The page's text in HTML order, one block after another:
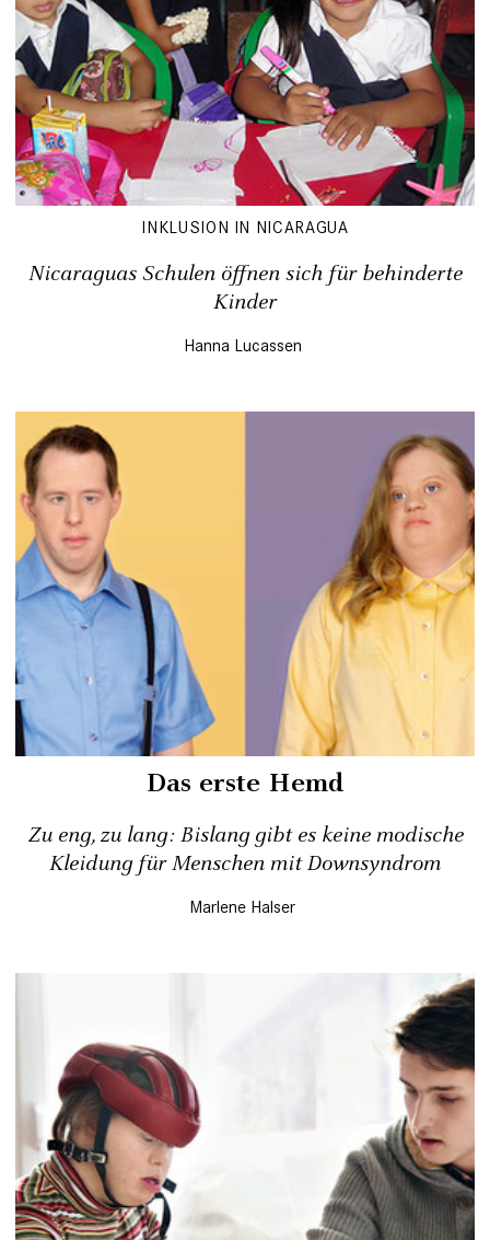
INKLUSION IN NICARAGUA
Nicaraguas Schulen öffnen sich für behinderte
Kinder
Hanna Lucassen
Das erste Hemd
Zu eng, zu lang: Bislang gibt es ­keine modische
Kleidung für Menschen mit Downsyndrom
Marlene Halser